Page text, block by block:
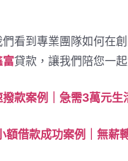
看到專業團隊如何在
富貸款，讓我們陪您一
款案例｜急需3萬元生
額借款成功案例｜無薪